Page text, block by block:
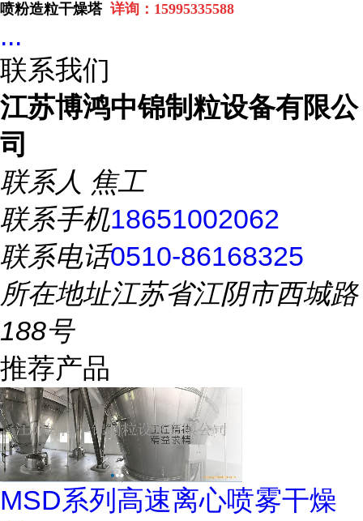
喷粉造粒干燥塔 详询： 15995335588
...
联系我们
江苏博鸿中锦制粒设备有限公
司
联系人 焦工
联系手机18651002062
联系电话0510-86168325
所在地址江苏省江阴市西城路
188号
推荐产品
MSD系列高速离心喷雾干燥